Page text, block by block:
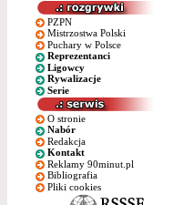
PZPN
Mistrzostwa Polski
Puchary w Polsce
Reprezentanci
Ligowcy
Rywalizacje
Serie
O stronie
Nabór
Redakcja
Kontakt
Reklamy 90minut.pl
Bibliografia
Pliki cookies